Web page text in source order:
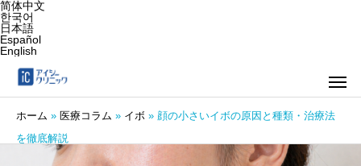
简体中文
한국어
日本語
Español
English
ホーム » 医療コラム » イボ » 顔の小さいイボの原因と種類・治療法
を徹底解説